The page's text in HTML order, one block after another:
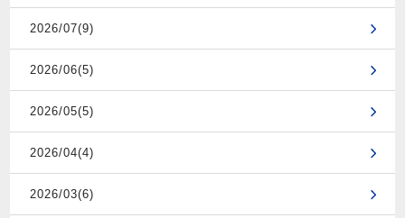
2026/07(9)
2026/06(5)
2026/05(5)
2026/04(4)
2026/03(6)